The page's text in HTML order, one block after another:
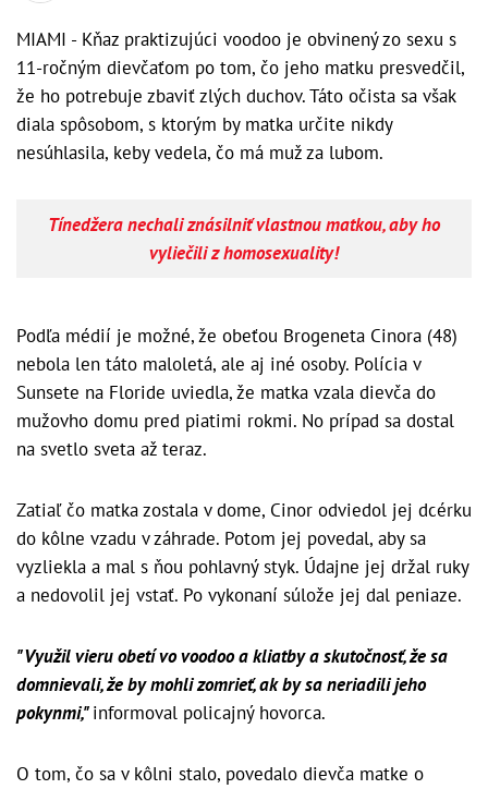
MIAMI - Kňaz praktizujúci voodoo je obvinený zo sexu s
11-ročným dievčaťom po tom, čo jeho matku presvedčil,
že ho potrebuje zbaviť zlých duchov. Táto očista sa však
diala spôsobom, s ktorým by matka určite nikdy
nesúhlasila, keby vedela, čo má muž za lubom.
Tínedžera nechali znásilniť vlastnou matkou, aby ho
vyliečili z homosexuality!
Podľa médií je možné, že obeťou Brogeneta Cinora (48)
nebola len táto maloletá, ale aj iné osoby. Polícia v
Sunsete na Floride uviedla, že matka vzala dievča do
mužovho domu pred piatimi rokmi. No prípad sa dostal
na svetlo sveta až teraz.
Zatiaľ čo matka zostala v dome, Cinor odviedol jej dcérku
do kôlne vzadu v záhrade. Potom jej povedal, aby sa
vyzliekla a mal s ňou pohlavný styk. Údajne jej držal ruky
a nedovolil jej vstať. Po vykonaní súlože jej dal peniaze.
"Využil vieru obetí vo voodoo a kliatby a skutočnosť, že sa
domnievali, že by mohli zomrieť, ak by sa neriadili jeho
pokynmi,"informoval policajný hovorca.
O tom, čo sa v kôlni stalo, povedalo dievča matke o